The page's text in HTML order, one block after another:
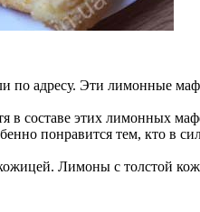
адресу. Эти лимонные
этих лимонных
понравится тем, кто в
Лимоны с толстой